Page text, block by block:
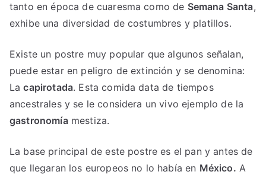
tanto en época de cuaresma como de Semana Santa,
exhibe una diversidad de costumbres y platillos.
Existe un postre muy popular que algunos señalan,
puede estar en peligro de extinción y se denomina:
Lacapirotada. Esta comida data de tiempos
ancestrales y se le considera un vivo ejemplo de la
gastronomíamestiza.
La base principal de este postre es el pan y antes de
que llegaran los europeos no lo había en México. A